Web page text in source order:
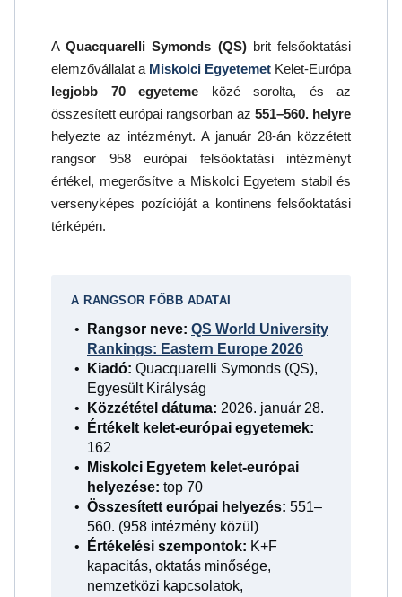
AQuacquarelli Symonds (QS)brit felsőoktatási
elemzővállalat a Miskolci Egyetemet Kelet-Európa
legjobb 70 egyeteme közé sorolta, és az
összesített európai rangsorban az 551–560. helyre
helyezte az intézményt. A január 28-án közzétett
rangsor 958 európai felsőoktatási intézményt
értékel, megerősítve a Miskolci Egyetem stabil és
versenyképes pozícióját a kontinens felsőoktatási
térképén.
A RANGSOR FŐBB ADATAI
Rangsor neve: QS World University
Rankings: Eastern Europe 2026
Kiadó: Quacquarelli Symonds (QS),
Egyesült Királyság
Közzététel dátuma: 2026. január 28.
Értékelt kelet-európai egyetemek:
162
Miskolci Egyetem kelet-európai
helyezése: top 70
Összesített európai helyezés: 551–
560. (958 intézmény közül)
Értékelési szempontok: K+F
kapacitás, oktatás minősége,
nemzetközi kapcsolatok,